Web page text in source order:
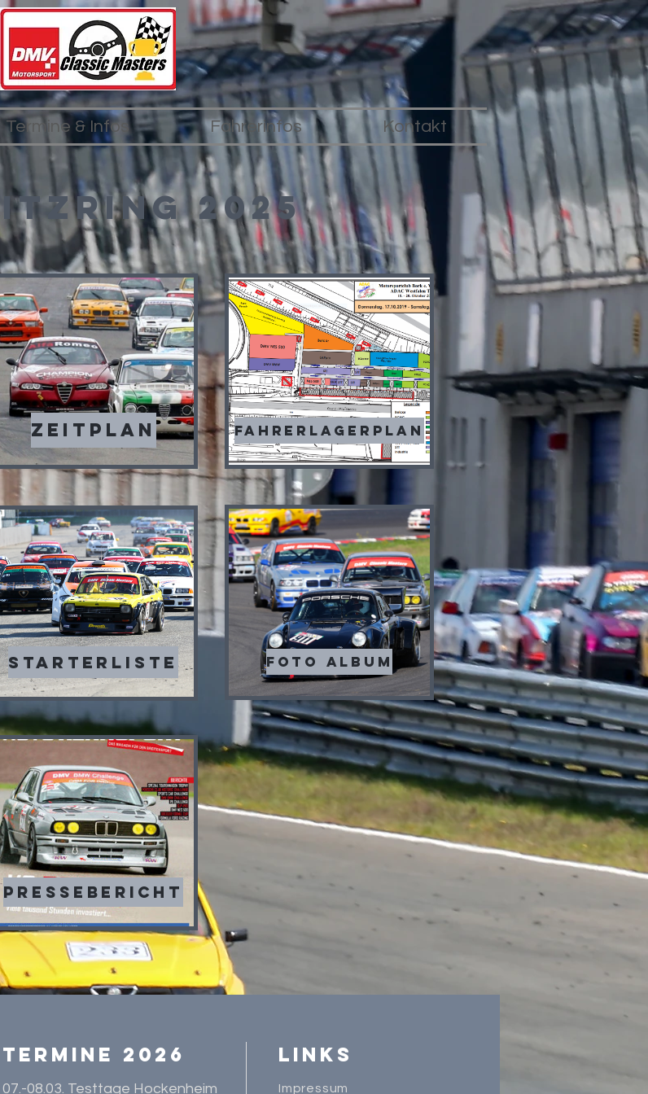
Termine & Infos Fahrerinfos Kontakt
2025
Zeitplan Fahrerlagerplan
Starterliste Foto album
Pressebericht
Termine 2026
07.-08.03. Testtage Hockenheim
Links
Impressum